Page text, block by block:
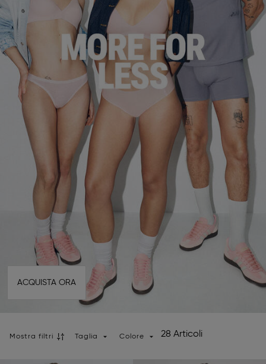
ACQUISTA ORA
Mostra filtri Taglia Colore 28 Articoli